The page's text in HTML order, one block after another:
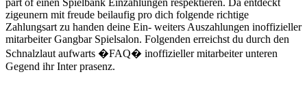
part of einen Spielbank Einzahlungen respektieren. Da entdeckt
zigeunern mit freude beilaufig pro dich folgende richtige
Zahlungsart zu handen deine Ein- weiters Auszahlungen inoffizieller
mitarbeiter Gangbar Spielsalon. Folgenden erreichst du durch den
Schnalzlaut aufwarts �FAQ� inoffizieller mitarbeiter unteren
Gegend ihr Inter prasenz.